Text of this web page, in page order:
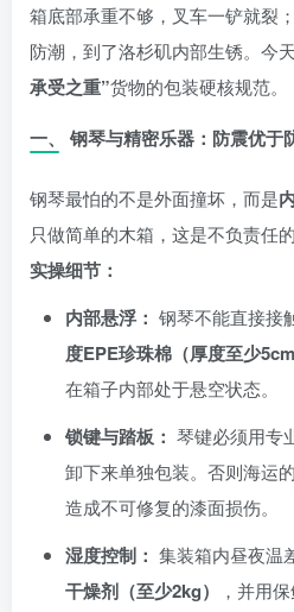
箱底部承重不够，叉车一铲就裂
防潮，到了洛杉矶内部生锈。今
承受之重”货物的包装硬核规范。
一、 钢琴与精密乐器：防震优于
钢琴最怕的不是外面撞坏，而是
只做简单的木箱，这是不负责任的
实操细节：
内部悬浮： 钢琴不能直接接
度EPE珍珠棉（厚度至少5cm
在箱子内部处于悬空状态。
锁键与踏板： 琴键必须用专
卸下来单独包装。否则海运
造成不可修复的漆面损伤。
湿度控制： 集装箱内昼夜温
干燥剂（至少2kg）
，并用